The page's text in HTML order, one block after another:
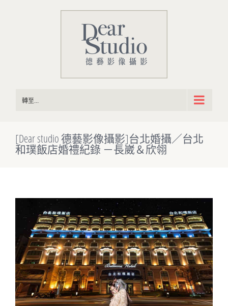
轉至...
[Dear studio 德藝影像攝影]台北婚攝／台北
和璞飯店婚禮紀錄 －長崴＆欣翎
Larger
Image